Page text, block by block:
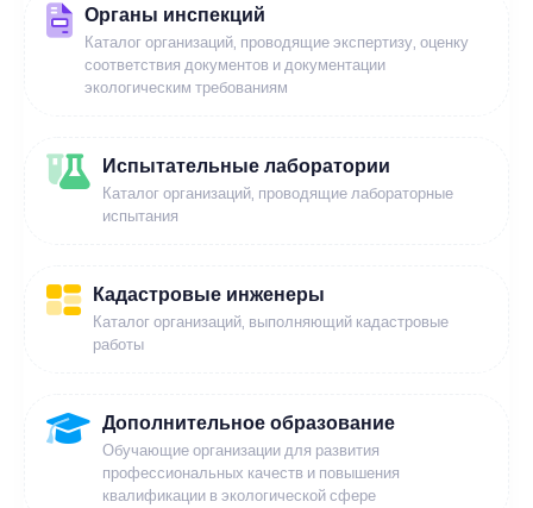
Органы инспекций
Каталог организаций, проводящие экспертизу, оценку
соответствия документов и документации
экологическим требованиям
Испытательные лаборатории
Каталог организаций, проводящие лабораторные
испытания
Кадастровые инженеры
Каталог организаций, выполняющий кадастровые
работы
Дополнительное образование
Обучающие организации для развития
профессиональных качеств и повышения
квалификации в экологической сфере